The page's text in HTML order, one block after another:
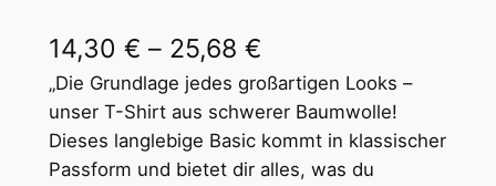
14,30 € – 25,68 €P
r
e
i
„Die Grundlage jedes großartigen Looks –
unser T-Shirt aus schwerer Baumwolle!
Dieses langlebige Basic kommt in klassischer
Passform und bietet dir alles, was du